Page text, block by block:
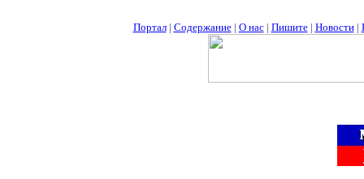
Портал| Содержание| О нас| Пишите| Новости|